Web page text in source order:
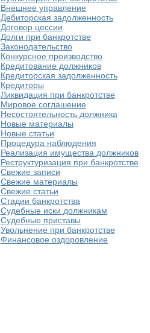
Внешнее управление
Дебиторская задолженность
Договор цессии
Долги при банкротстве
Законодательство
Конкурсное производство
Кредитование должников
Кредиторская задолженность
Кредиторы
Ликвидация при банкротстве
Мировое соглашение
Несостоятельность должника
Новые материалы
Новые статьи
Процедура наблюдения
Реализация имущества должников
Реструктуризация при банкротстве
Свежие записи
Свежие материалы
Свежие статьи
Стадии банкротства
Судебные иски должникам
Судебные приставы
Увольнение при банкротстве
Финансовое оздоровление